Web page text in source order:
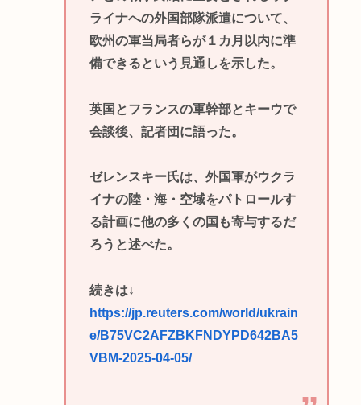
ライナへの外国部隊派遣について、
欧州の軍当局者らが１カ月以内に準
備できるという見通しを示した。
英国とフランスの軍幹部とキーウで
会談後、記者団に語った。
ゼレンスキー氏は、外国軍がウクラ
イナの陸・海・空域をパトロールす
る計画に他の多くの国も寄与するだ
ろうと述べた。
続きは↓
https://jp.reuters.com/world/ukrain
e/B75VC2AFZBKFNDYPD642BA5
VBM-2025-04-05/